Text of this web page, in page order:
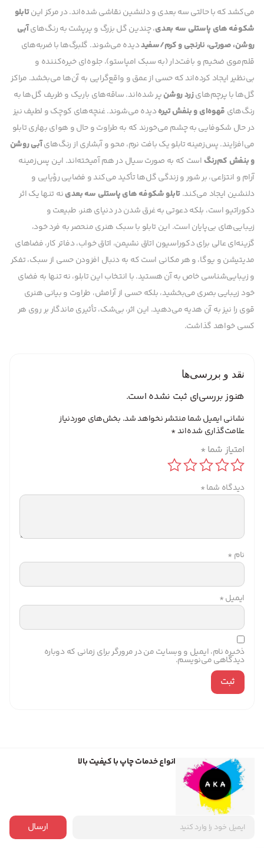
می‌کشد که با حالتی سه بعدی و دلنشین نقاشی شده‌اند.در مرکز اینتابلو
شکوفه های پاستلی سه بعدی، چندین گل بزرگ و پرپشت به رنگ‌هایآبی
روشن، صورتی، نارنجی و کرم/سفیددیده می‌شوند. گلبرگ‌ها با ضربه‌های
قلم‌موی ضخیم و بافت‌دار (به سبک امپاستو)، جلوه‌ای خیره‌کننده و
بی‌نظیر ایجاد کرده‌اند که حسی از عمق و واقع‌گرایی به آن‌ها می‌بخشد. مراکز
گل‌ها با پرچم‌هایزرد روشنپر شده‌اند. ساقه‌های باریک و ظریف گل‌ها به
رنگ‌های قهوه‌ای و بنفش تیرهدیده می‌شوند. غنچه‌های کوچک و لطیف نیز
در حال شکوفایی به چشم می‌خورند که به طراوت و حال و هوای بهاری تابلو
می‌افزایند.پس‌زمینه تابلو یک بافت نرم، محو و آبشاری از رنگ‌هایآبی روشن
و بنفش کم‌رنگ است که به صورت سیال در هم آمیخته‌اند. این پس‌زمینه
آرام و انتزاعی، بر شور و زندگی گل‌ها تأکید می‌کند و فضایی رؤیایی و
دلنشین ایجاد می‌کند.تابلو شکوفه های پاستلی سه بعدینه تنها یک اثر
دکوراتیو است، بلکه دعوتی به غرق شدن در دنیای هنر، طبیعت و
زیبایی‌های بی‌پایان است. این تابلو با سبک هنری منحصر به فرد خود،
گزینه‌ای عالی برای دکوراسیون اتاق نشیمن، اتاق خواب، دفاتر کار، فضاهای
مدیتیشن و یوگا، و هر مکانی است که به دنبال افزودن حسی از سبک، تفکر
و زیبایی‌شناسی خاص به آن هستید.با انتخاب این تابلو، نه تنها به فضای
خود زیبایی بصری می‌بخشید، بلکه حسی از آرامش، طراوت و بیانی هنری
قوی را نیز به آن هدیه می‌دهید. این اثر، بی‌شک، تأثیری ماندگار بر روی هر
کسی خواهد گذاشت.
نقد و بررسی‌ها
هنوز بررسی‌ای ثبت نشده است.
نشانی ایمیل شما منتشر نخواهد شد. بخش‌های موردنیاز
علامت‌گذاری شده‌اند*
امتیاز شما *
دیدگاه شما*
نام *
ایمیل*
ذخیره نام، ایمیل و وبسایت من در مرورگر برای زمانی که دوباره
دیدگاهی می‌نویسم.
انواع خدمات چاپ با کیفیت بالا
ارسال